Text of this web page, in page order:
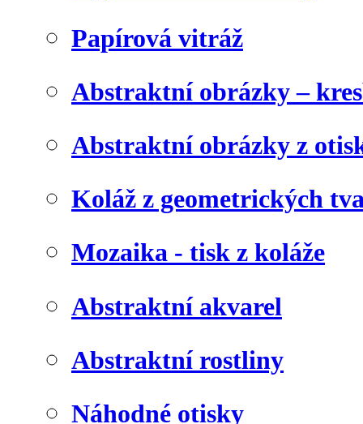
Papírová vitráž
Abstraktní obrázky –
Abstraktní obrázky z
Koláž z geometrických
Mozaika - tisk z koláže
Abstraktní akvarel
Abstraktní rostliny
Náhodné otisky